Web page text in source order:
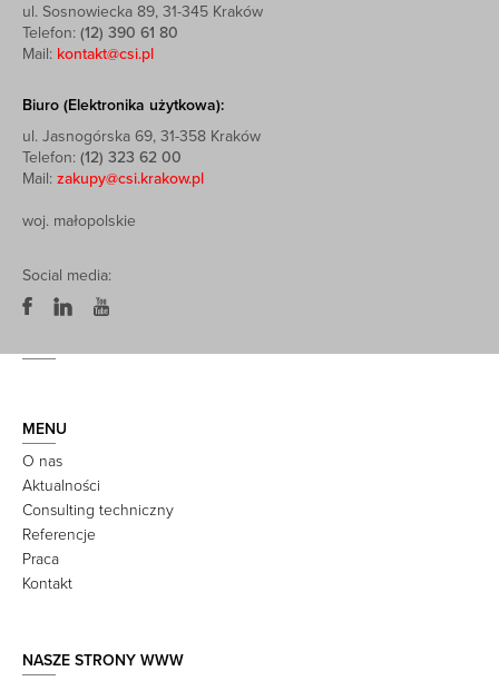
ul. Sosnowiecka 89, 31-345 Kraków
Telefon: (12) 390 61 80
Mail: kontakt@csi.pl
Biuro (Elektronika użytkowa):
ul. Jasnogórska 69, 31-358 Kraków
Telefon: (12) 323 62 00
Mail: zakupy@csi.krakow.pl
woj. małopolskie
Social media:
MENU
O nas
Aktualności
Consulting techniczny
Referencje
Praca
Kontakt
NASZE STRONY WWW